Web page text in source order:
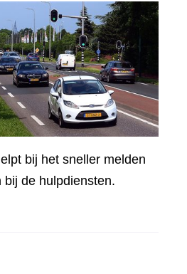
bij het sneller melden
bij de hulpdiensten.